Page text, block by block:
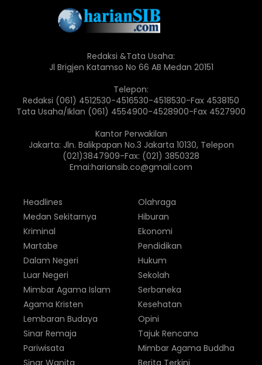
Redaksi &Tata Usaha:
Jl Brigjen Katamso No 66 AB Medan 20151
Telepon:
Redaksi (061) 4512530-4516530-4518530-Fax 4538150
Tata Usaha/Iklan (061) 4554900-4528900-Fax 4527900
Kantor Perwakilan
Jakarta: Jln. Balikpapan No.3 Jakarta 10130, Telepon
(021)3847909-Fax: (021) 3850328
Emai:hariansib.co@gmail.com
Headlines
Medan Sekitarnya
Kriminal
Martabe
Dalam Negeri
Luar Negeri
Olahraga
Hiburan
Ekonomi
Pendidikan
Hukum
Sekolah
Mimbar Agama Islam
Agama Kristen
Lembaran Budaya
Sinar Remaja
Pariwisata
Serbaneka
Kesehatan
Opini
Tajuk Rencana
Mimbar Agama Buddha